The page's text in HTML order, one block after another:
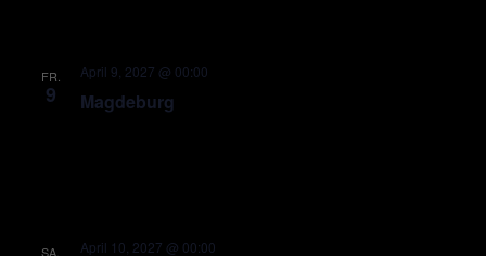
FR.
9 Magdeburg
April 9, 2027 @ 00:00
SA. April 10, 2027 @ 00:00